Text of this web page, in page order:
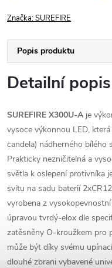
Značka:SUREFIRE
Popis produktu
Detailní
SUREFIRE X300U-A je
vysoce výkonnou LED,
candela) nádherného bílého
Prakticky nezničitelná a
světla k oslepení protivníka
svitu na sadu baterií
vyrobena z
úpravou tvrdý-elox dle
zatěsněny O-kroužkem pro
může být díky svému
dlouhé zbrani vybavené